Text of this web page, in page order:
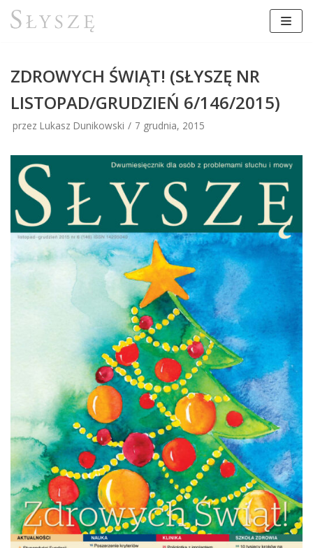
Przejdź
ZDROWYCH ŚWIĄT! (SŁYSZĘ NR
LISTOPAD/GRUDZIEŃ 6/146/2015)
przez Lukasz Dunikowski 7 grudnia, 2015